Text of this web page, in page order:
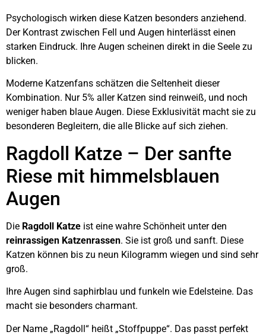
Psychologisch wirken diese Katzen besonders anziehend.
Der Kontrast zwischen Fell und Augen hinterlässt einen
starken Eindruck. Ihre Augen scheinen direkt in die Seele zu
blicken.
Moderne Katzenfans schätzen die Seltenheit dieser
Kombination. Nur 5% aller Katzen sind reinweiß, und noch
weniger haben blaue Augen. Diese Exklusivität macht sie zu
besonderen Begleitern, die alle Blicke auf sich ziehen.
Ragdoll Katze – Der sanfte
Riese mit himmelsblauen
Augen
Die Ragdoll Katze ist eine wahre Schönheit unter den
reinrassigen Katzenrassen. Sie ist groß und sanft. Diese
Katzen können bis zu neun Kilogramm wiegen und sind sehr
groß.
Ihre Augen sind saphirblau und funkeln wie Edelsteine. Das
macht sie besonders charmant.
Der Name „Ragdoll“ heißt „Stoffpuppe“. Das passt perfekt